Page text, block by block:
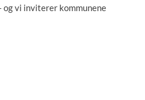
og vi inviterer kommunene